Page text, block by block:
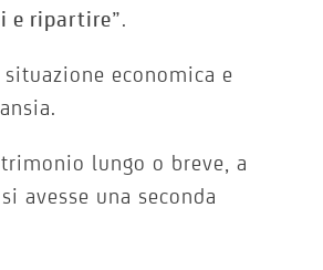
e ripartire”.
economica e
lungo o breve, a
avesse una seconda